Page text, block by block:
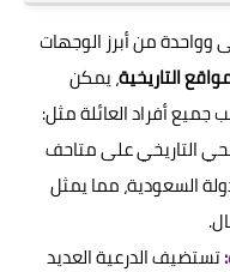
وواحدة من أبرز الوجهات
التاريخية، يمكن
جميع أفراد العائلة مثل:
التاريخي على متاحف
السعودية، مما يمثل
تستضيف الدرعية العديد